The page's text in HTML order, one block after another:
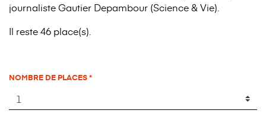
journaliste Gautier Depambour (Science & Vie).
Il reste 46 place(s).
NOMBRE DE PLACES